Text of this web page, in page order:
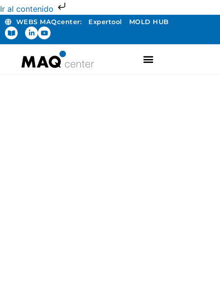
Ir al contenido
WEBS MAQcenter: Expertool MOLD HUB